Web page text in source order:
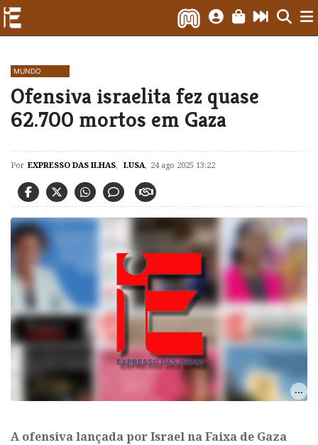
MUNDO
Ofensiva israelita fez quase
62.700 mortos em Gaza
Por EXPRESSO DAS ILHAS, LUSA, 24 ago 2025 13:22
​A ofensiva lançada por Israel na Faixa de Gaza